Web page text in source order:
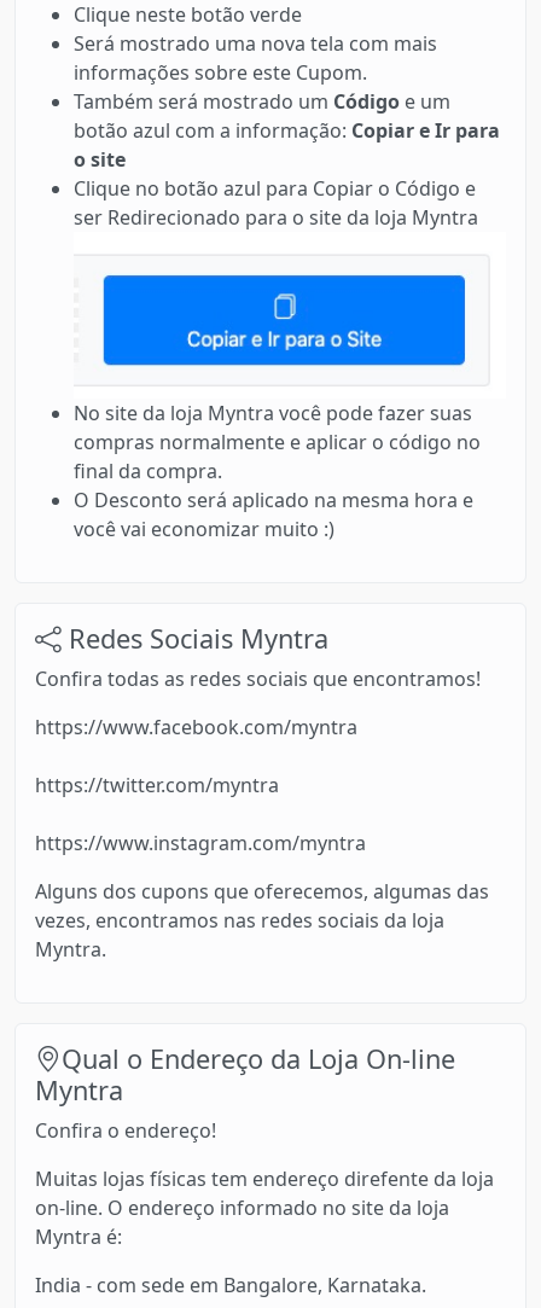
Clique neste botão verde
Será mostrado uma nova tela com mais
informações sobre este Cupom.
Também será mostrado um Código e um
botão azul com a informação: Copiar e Ir para
o site
Clique no botão azul para Copiar o Código e
ser Redirecionado para o site da loja Myntra
No site da loja Myntra você pode fazer suas
compras normalmente e aplicar o código no
final da compra.
O Desconto será aplicado na mesma hora e
você vai economizar muito :)
Redes Sociais Myntra
Confira todas as redes sociais que encontramos!
https://www.facebook.com/myntra
https://twitter.com/myntra
https://www.instagram.com/myntra
Alguns dos cupons que oferecemos, algumas das
vezes, encontramos nas redes sociais da loja
Myntra.
Qual o Endereço da Loja On-line
Myntra
Confira o endereço!
Muitas lojas físicas tem endereço direfente da loja
on-line. O endereço informado no site da loja
Myntra é:
India - com sede em Bangalore, Karnataka.